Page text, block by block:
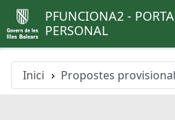
PFUNCIONA2 -
PERSONAL
Inici Propostes